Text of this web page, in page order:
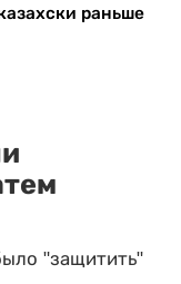
раньше
"защитить"